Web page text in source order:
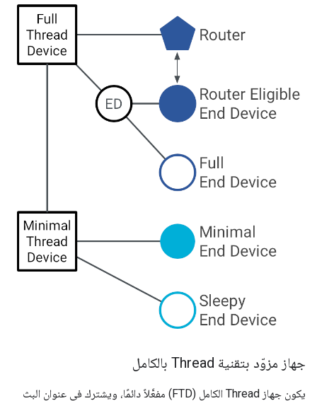
جهاز مزوّد بتقنية Thread بالكامل
يكون جهاز Thread الكامل (FTD) مفعَّلاً دائمًا، ويشترك في عنوان البث